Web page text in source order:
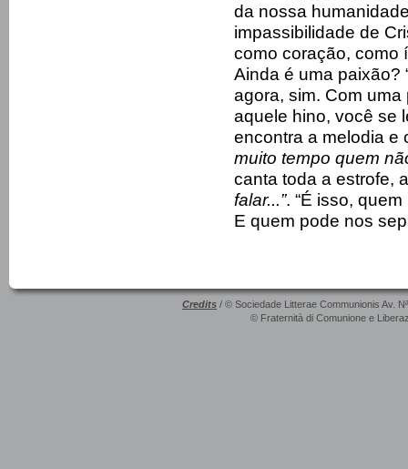
da nossa
impassibilidade de
como coração, como
Ainda é uma paixão?
agora, sim. Com
aquele hino, você se
encontra a melodia e
muito tempo quem
canta toda a estrofe,
falar...”. “É isso,
E quem pode nos
Credits / © Sociedade Litterae Communionis Av.
© Fraternità di Comunione e